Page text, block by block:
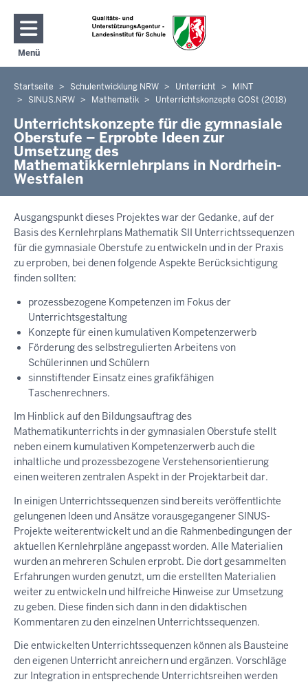
Direkt zum Inhalt
Menü
Navigation aktivieren/deaktivieren: Hauptmenü
Sie
befinden
sich
hier
Startseite Schulentwicklung NRW Unterricht
MINT
SINUS.NRW
Mathematik Unterrichtskonzepte GOSt (2018)
Unterrichtskonzepte für die gymnasiale
Oberstufe – Erprobte Ideen zur
Umsetzung des
Mathematikkernlehrplans in Nordrhein-
Westfalen
Ausgangspunkt dieses Projektes war der Gedanke, auf der
Basis des Kernlehrplans Mathematik SII Unterrichtssequenzen
für die gymnasiale Oberstufe zu entwickeln und in der Praxis
zu erproben, bei denen folgende Aspekte Berücksichtigung
finden sollten:
prozessbezogene Kompetenzen im Fokus der
Unterrichtsgestaltung
Konzepte für einen kumulativen Kompetenzerwerb
Förderung des selbstregulierten Arbeitens von
Schülerinnen und Schülern
sinnstiftender Einsatz eines grafikfähigen
Taschenrechners.
Im Hinblick auf den Bildungsauftrag des
Mathematikunterrichts in der gymnasialen Oberstufe stellt
neben einem kumulativen Kompetenzerwerb auch die
inhaltliche und prozessbezogene Verstehensorientierung
einen weiteren zentralen Aspekt in der Projektarbeit dar.
In einigen Unterrichtssequenzen sind bereits veröffentlichte
gelungenen Ideen und Ansätze vorausgegangener SINUS-
Projekte weiterentwickelt und an die Rahmenbedingungen der
aktuellen Kernlehrpläne angepasst worden. Alle Materialien
wurden an mehreren Schulen erprobt. Die dort gesammelten
Erfahrungen wurden genutzt, um die erstellten Materialien
weiter zu entwickeln und hilfreiche Hinweise zur Umsetzung
zu geben. Diese finden sich dann in den didaktischen
Kommentaren zu den einzelnen Unterrichtssequenzen.
Die entwickelten Unterrichtssequenzen können als Bausteine
den eigenen Unterricht anreichern und ergänzen. Vorschläge
zur Integration in entsprechende Unterrichtsreihen werden